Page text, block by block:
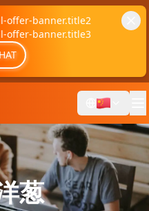
offer-banner.title2
offer-banner.title3
葱